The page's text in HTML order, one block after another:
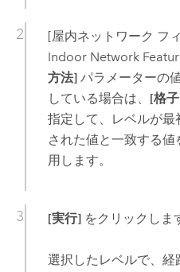
[屋内ネットワーク フ
Indoor Network
方法]パラメーターの
している場合は、 [格
指定して、レベルが
された値と一致する
用します。
[実行]をクリックしま
選択したレベルで、経